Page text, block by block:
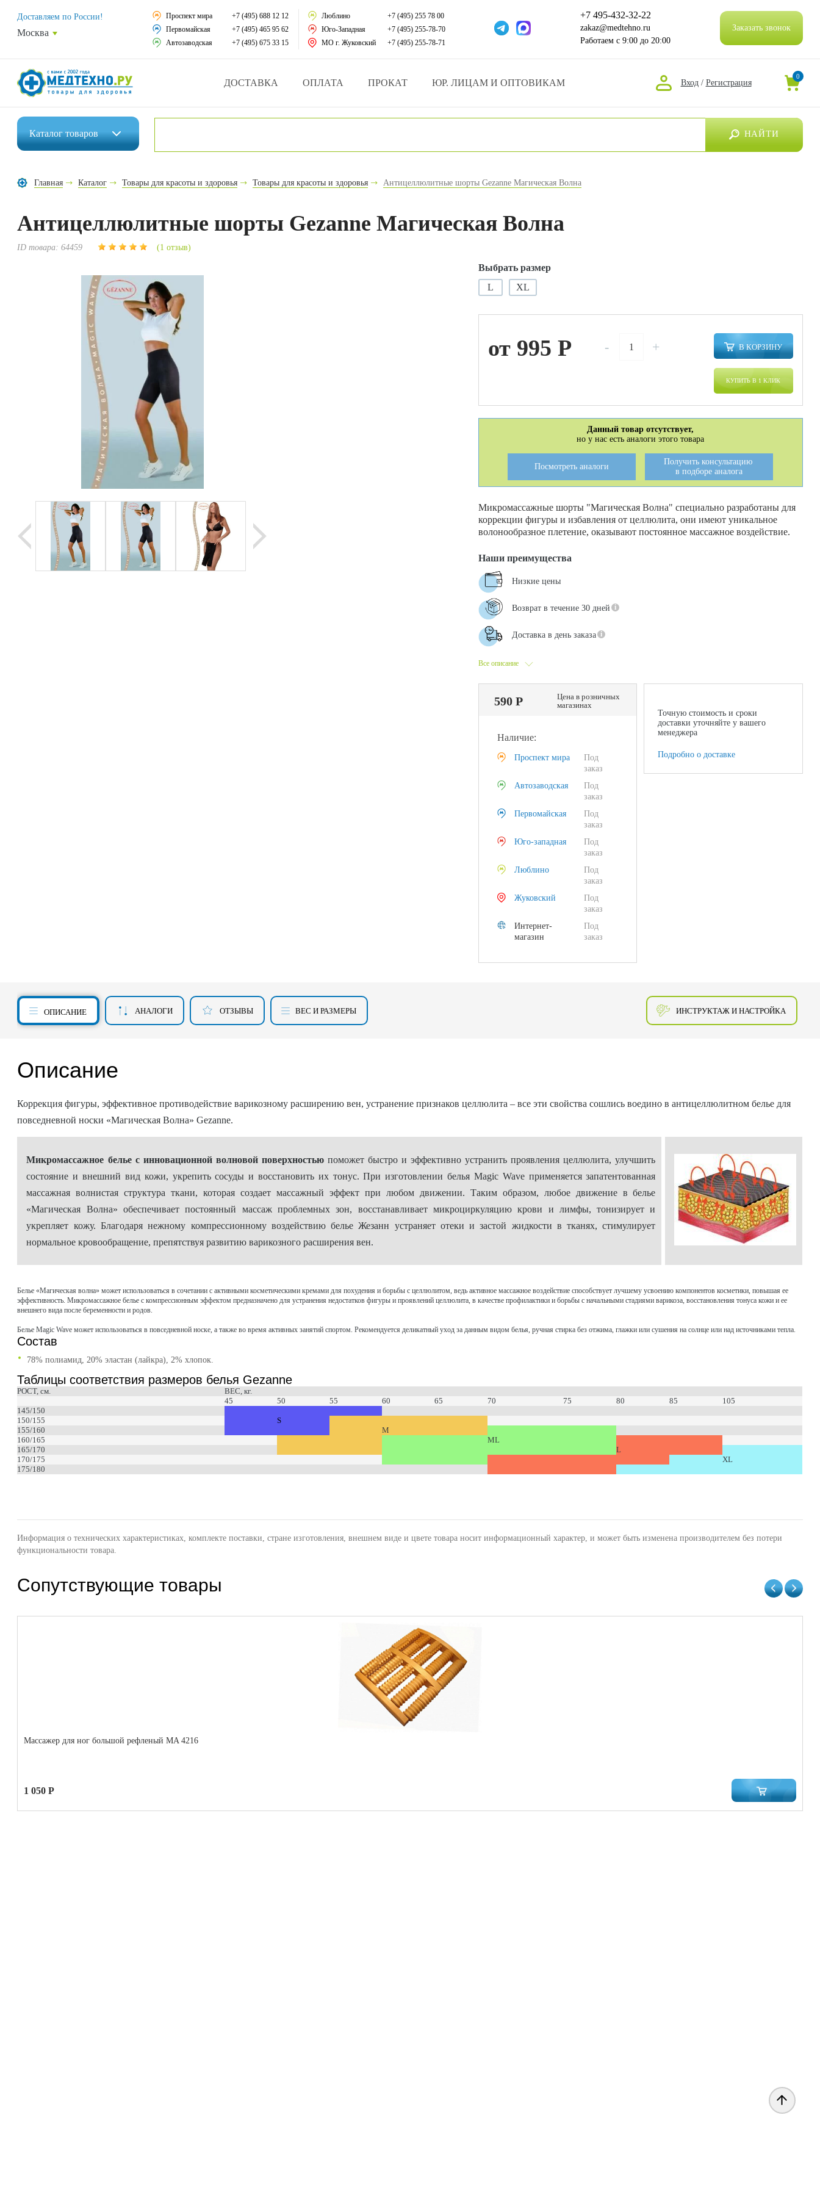
Средства реабилитации
Средства по уходу за больными
Домашняя медтехника
Уникальные и полезные товары
Доставляем по России!
Москва
Проспект мира
+7 (495) 688 12 12
Первомайская
+7 (495) 465 95 62
Автозаводская
+7 (495) 675 33 15
Люблино
+7 (495) 255 78 00
Юго-Западная
+7 (495) 255-78-70
МО г. Жуковский
+7 (495) 255-78-71
+7 495-432-32-22
zakaz@medtehno.ru
Работаем с 9:00 до 20:00
Заказать звонок
ДОСТАВКА ОПЛАТА ПРОКАТ ЮР. ЛИЦАМ И ОПТОВИКАМ Вход / Регистрация
0
Каталогтоваров
Средства по уходу за больными
Ортопедические изделия
Ортопедические матрасы и подушки
Домашняя медтехника
Экология дома
Товары для красоты и здоровья
Товары для врачей и мед.учреждений
Уникальные и полезные товары
Прокат инвалидной техники
НАЙТИ
Главная Каталог Товары для красоты и здоровья Товары для красоты и здоровья Антицеллюлитные шорты Gezanne Магическая Волна
Антицеллюлитные шорты Gezanne Магическая Волна
ID товара:64459 (1 отзыв)
Выбрать размер
L
XL
от 995 P - + В КОРЗИНУ
КУПИТЬ В 1 КЛИК
Данный товар отсутствует,
но у нас есть аналоги этого товара
Посмотреть аналоги
Получить консультацию
в подборе аналога
Микромассажные шорты "Магическая Волна" специально разработаны для
коррекции фигуры и избавления от целлюлита, они имеют уникальное
волонообразное плетение, оказывают постоянное массажное воздействие.
Все описание
Наши преимущества
Низкие цены
Возврат в течение 30 дней
Доставка в день заказа
590 Р
Цена в розничных
магазинах
Наличие:
Проспект мира
Под
заказ
Автозаводская
Под
заказ
Первомайская
Под
заказ
Юго-западная
Под
заказ
Люблино
Под
заказ
Жуковский
Под
заказ
Интернет-
магазин
Под
заказ
Точную стоимость и сроки
доставки уточняйте у вашего
менеджера
Подробно о доставке
ОПИСАНИЕ АНАЛОГИ ОТЗЫВЫ ВЕС И РАЗМЕРЫ ИНСТРУКТАЖ И НАСТРОЙКА
Описание
Коррекция фигуры, эффективное противодействие варикозному расширению вен, устранение признаков целлюлита – все эти свойства сошлись воедино в антицеллюлитном белье для
повседневной носки «Магическая Волна» Gezanne.
Микромассажное белье с инновационной волновой поверхностьюпоможет быстро и эффективно устранить проявления целлюлита, улучшить
состояние и внешний вид кожи, укрепить сосуды и восстановить их тонус. При изготовлении белья Magic Wave применяется запатентованная
массажная волнистая структура ткани, которая создает массажный эффект при любом движении. Таким образом, любое движение в белье
«Магическая Волна» обеспечивает постоянный массаж проблемных зон, восстанавливает микроциркуляцию крови и лимфы, тонизирует и
укрепляет кожу. Благодаря нежному компрессионному воздействию белье Жезанн устраняет отеки и застой жидкости в тканях, стимулирует
нормальное кровообращение, препятствуя развитию варикозного расширения вен.
Белье «Магическая волна» может использоваться в сочетании с активными косметическими кремами для похудения и борьбы с целлюлитом, ведь активное массажное воздействие способствует лучшему усвоению компонентов косметики, повышая ее
эффективность. Микромассажное белье с компрессионным эффектом предназначено для устранения недостатков фигуры и проявлений целлюлита, в качестве профилактики и борьбы с начальными стадиями варикоза, восстановления тонуса кожи и ее
внешнего вида после беременности и родов.
Белье Magic Wave может использоваться в повседневной носке, а также во время активных занятий спортом. Рекомендуется деликатный уход за данным видом белья, ручная стирка без отжима, глажки или сушения на солнце или над источниками тепла.
Состав
78% полиамид, 20% эластан (лайкра), 2% хлопок.
Таблицы соответствия размеров белья Gezanne
РОСТ, см.
ВЕС, кг.
45
50 55 60 65 70 75 80 85
105
145/150
150/155
S
155/160
M
160/165
ML
165/170
L
170/175
XL
175/180
Информация о технических характеристиках, комплекте поставки, стране изготовления, внешнем виде и цвете товара носит информационный характер, и может быть изменена производителем без потери
функциональности товара.
Сопутствующие товары
Массажер для ног большой рефленый MA 4216
1 050 Р